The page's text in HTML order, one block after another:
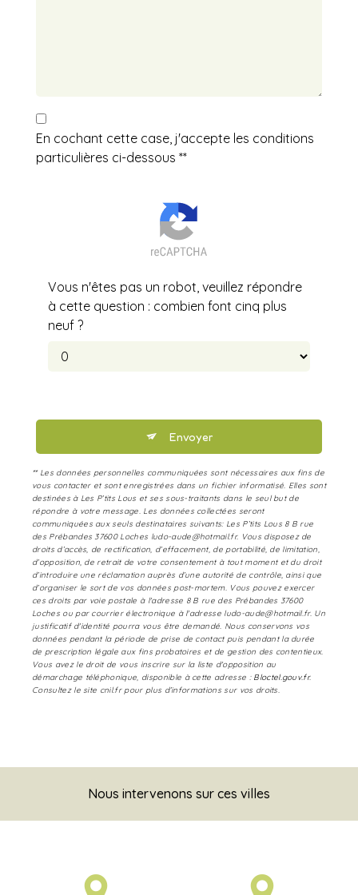
En cochant cette case, j'accepte les conditions
particulières ci-dessous **
Vous n'êtes pas un robot, veuillez répondre
à cette question : combien font cinq plus
neuf ?
Envoyer
** Les données personnelles communiquées sont nécessaires aux fins de
vous contacter et sont enregistrées dans un fichier informatisé. Elles sont
destinées à Les P’tits Lous et ses sous-traitants dans le seul but de
répondre à votre message. Les données collectées seront
communiquées aux seuls destinataires suivants: Les P’tits Lous 8 B rue
des Prébandes 37600 Loches ludo-aude@hotmail.fr. Vous disposez de
droits d’accès, de rectification, d’effacement, de portabilité, de limitation,
d’opposition, de retrait de votre consentement à tout moment et du droit
d’introduire une réclamation auprès d’une autorité de contrôle, ainsi que
d’organiser le sort de vos données post-mortem. Vous pouvez exercer
ces droits par voie postale à l'adresse 8 B rue des Prébandes 37600
Loches ou par courrier électronique à l'adresse ludo-aude@hotmail.fr. Un
justificatif d'identité pourra vous être demandé. Nous conservons vos
données pendant la période de prise de contact puis pendant la durée
de prescription légale aux fins probatoires et de gestion des contentieux.
Vous avez le droit de vous inscrire sur la liste d'opposition au
démarchage téléphonique, disponible à cette adresse : Bloctel.gouv.fr.
Consultez le site cnil.fr pour plus d’informations sur vos droits.
Nous intervenons sur ces villes